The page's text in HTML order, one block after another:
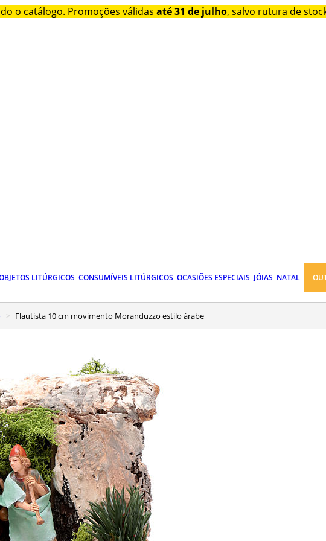
o catálogo. Promoções válidas até 31 de julho, salvo rutura de
LITÚRGICOS CONSUMÍVEIS LITÚRGICOS OCASIÕES ESPECIAIS JÓIAS NATAL
Flautista 10 cm movimento Moranduzzo estilo árabe